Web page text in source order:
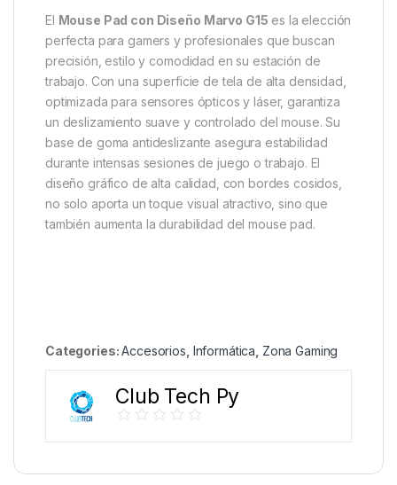
El Mouse Pad con Diseño Marvo G15 es la elección
perfecta para gamers y profesionales que buscan
precisión, estilo y comodidad en su estación de
trabajo. Con una superficie de tela de alta densidad,
optimizada para sensores ópticos y láser, garantiza
un deslizamiento suave y controlado del mouse. Su
base de goma antideslizante asegura estabilidad
durante intensas sesiones de juego o trabajo. El
diseño gráfico de alta calidad, con bordes cosidos,
no solo aporta un toque visual atractivo, sino que
también aumenta la durabilidad del mouse pad.
Categories:Accesorios Informática Zona Gaming
Club Tech Py